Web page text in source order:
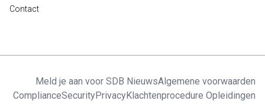
Contact
Meld je aan voor SDB NieuwsAlgemene voorwaarden
ComplianceSecurityPrivacyKlachtenprocedure Opleidingen